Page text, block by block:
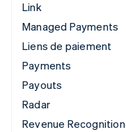
Link
Managed Payments
Liens de paiement
Payments
Payouts
Radar
Revenue Recognition